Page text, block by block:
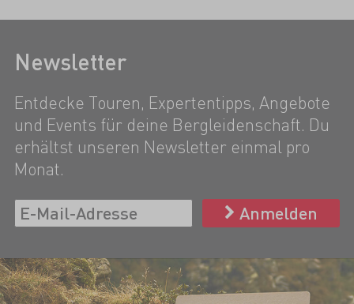
Newsletter
Entdecke Touren, Expertentipps, Angebote
und Events für deine Bergleidenschaft. Du
erhältst unseren Newsletter einmal pro
Monat.
Anmelden